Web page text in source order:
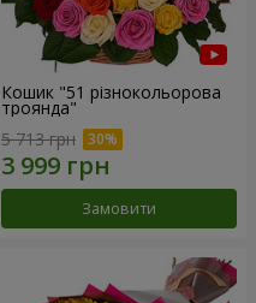
Кошик "51 різнокольорова
троянда"
5 713 грн
Замовити